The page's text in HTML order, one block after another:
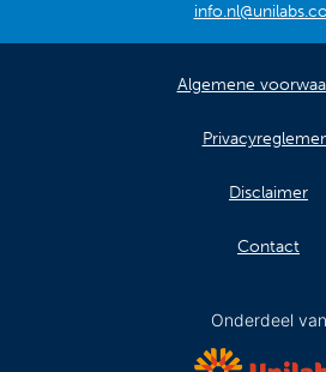
Algemene
Disclaimer
Contact
Onderdeel van